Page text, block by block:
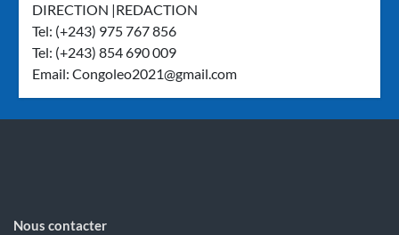
DIRECTION |REDACTION
Tel: (+243) 975 767 856
Tel: (+243) 854 690 009
Email:Congoleo2021@gmail.com
Nous contacter